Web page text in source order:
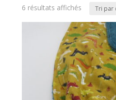
6 résultats affichés